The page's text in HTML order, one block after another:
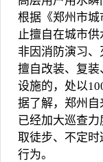
根据《郑州市
止擅自在城市供
非因消防演习、
擅自改装、复
设施的，处以
据了解，郑州
已经加大巡查
取徒步、不定
行为。